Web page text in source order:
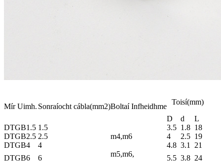
Mír Uimh. Sonraíocht cábla(mm2)Boltaí Infheidhme
Toisí(mm)
D
d
L
DTGB1.5 1.5
m4,m6
3.5 1.8 18
DTGB2.5 2.5 4 2.5 19
DTGB4
4 4.8 3.1
21
DTGB6
6
m5,m6,
5.5 3.8 24